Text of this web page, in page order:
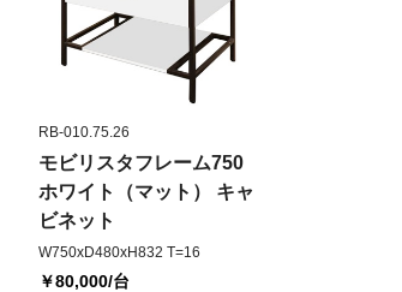
RB-010.75.26
モビリスタフレーム750
ホワイト（マット） キャ
ビネット
W750xD480xH832 T=16
￥80,000/台